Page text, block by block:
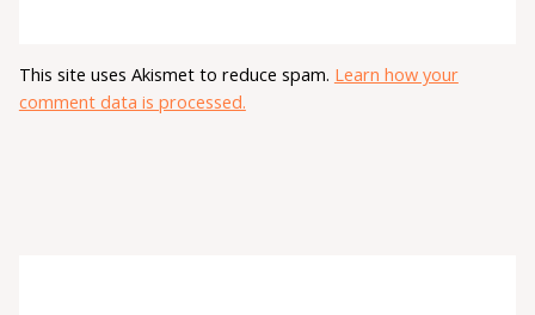
This site uses Akismet to reduce spam. Learn how your
comment data is processed.